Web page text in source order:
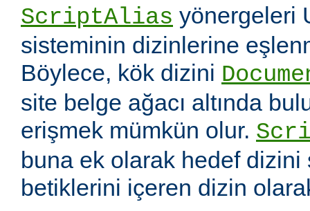
ScriptAlias yönergeleri
sisteminin dizinlerine
Böylece, kök dizini
site belge ağacı altında
erişmek mümkün olur.
buna ek olarak hedef dizini
betiklerini içeren dizin